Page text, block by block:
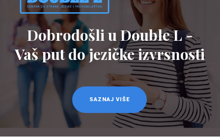
NASLOVNA
O NAMA
NAŠE USLUGE
ŠKOLA STRANIH
JEZIKA
PREVODILAČKI BIRO
KURSEVI
NOVOSTI
KONTAKT
Prevodilačke usluge
na 35 jezika
SAZNAJ VIŠE